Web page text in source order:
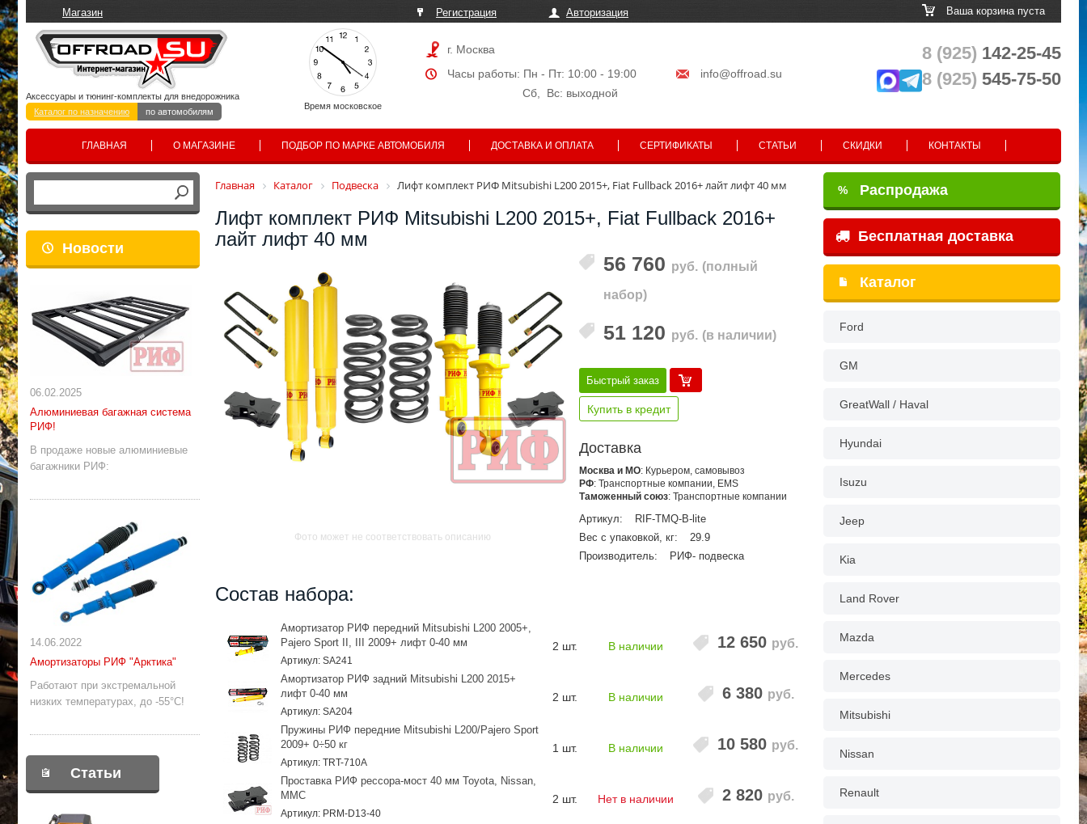
Магазин Регистрация Авторизация Ваша корзина пуста
Время московское
Аксессуары и тюнинг-комплекты для внедорожника
Каталог по назначению
по автомобилям
г. Москва
Часы работы: Пн - Пт: 10:00 - 19:00
info@offroad.su
Сб, Вс: выходной
8 (925) 142-25-45
8 (925) 545-75-50
ГЛАВНАЯ О МАГАЗИНЕ ПОДБОР ПО МАРКЕ АВТОМОБИЛЯ ДОСТАВКА И ОПЛАТА СЕРТИФИКАТЫ СТАТЬИ СКИДКИ КОНТАКТЫ
Новости
06.02.2025
Алюминиевая багажная система
РИФ!
В продаже новые алюминиевые
багажники РИФ:
14.06.2022
Амортизаторы РИФ "Арктика"
Работают при экстремальной
низких температурах, до -55°С!
Статьи
Главная Каталог Подвеска Лифт комплект РИФ Mitsubishi L200 2015+, Fiat Fullback 2016+ лайт лифт 40 мм
Лифт комплект РИФ Mitsubishi L200 2015+, Fiat Fullback 2016+
лайт лифт 40 мм
Фото может не соответствовать описанию
56 760 руб. (полный
набор)
51 120 руб. (в наличии)
Быстрый заказ
Купить в кредит
Доставка
Москва и МО: Курьером, самовывоз
РФ: Транспортные компании, EMS
Таможенный союз: Транспортные компании
Артикул:
RIF-TMQ-B-lite
Вес с упаковкой, кг:
29.9
Производитель:
РИФ- подвеска
Состав набора:
Амортизатор РИФ передний Mitsubishi L200 2005+,
Pajero Sport II, III 2009+ лифт 0-40 мм
Артикул: SA241
2 шт. В наличии 12 650 руб.
Амортизатор РИФ задний Mitsubishi L200 2015+
лифт 0-40 мм
Артикул: SA204
2 шт. В наличии 6 380 руб.
Пружины РИФ передние Mitsubishi L200/Pajero Sport
2009+ 0÷50 кг
Артикул: TRT-710A
1 шт. В наличии 10 580 руб.
Проставка РИФ рессора-мост 40 мм Toyota, Nissan,
MMC
Артикул: PRM-D13-40
2 шт. Нет в наличии 2 820 руб.
% Распродажа
Бесплатная доставка
Каталог
Ford
GM
GreatWall / Haval
Hyundai
Isuzu
Jeep
Kia
Land Rover
Mazda
Mercedes
Mitsubishi
Nissan
Renault